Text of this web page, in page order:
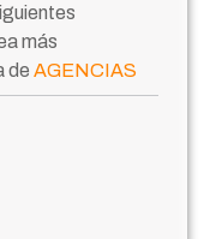
más
de AGENCIAS